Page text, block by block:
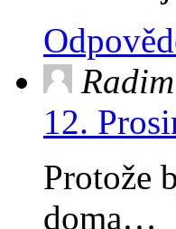
Radim
12.
Protože
doma…